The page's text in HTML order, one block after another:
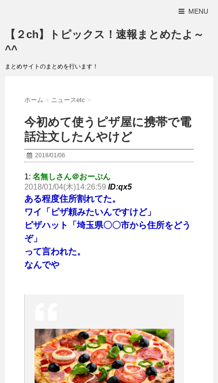
MENU
【２ch】トピックス！速報まとめたよ～
^^
まとめサイトのまとめを行います！
ホーム > ニュースetc >
今初めて使うピザ屋に携帯で電
話注文したんやけど
2018/01/06
1: 名無しさん＠おーぷん
2018/01/04(木)14:26:59 ID:qx5
ある程度住所割れてた。
ワイ「ピザ頼みたいんですけど」
ピザハット「埼玉県〇〇市から住所をどう
ぞ」
って言われた。
なんでや